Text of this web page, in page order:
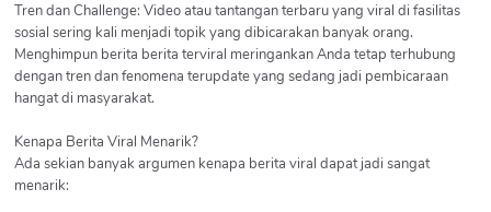
Tren dan Challenge: Video atau tantangan terbaru yang viral di fasilitas
sosial sering kali menjadi topik yang dibicarakan banyak orang.
Menghimpun berita berita terviral meringankan Anda tetap terhubung
dengan tren dan fenomena terupdate yang sedang jadi pembicaraan
hangat di masyarakat.
Kenapa Berita Viral Menarik?
Ada sekian banyak argumen kenapa berita viral dapat jadi sangat
menarik: